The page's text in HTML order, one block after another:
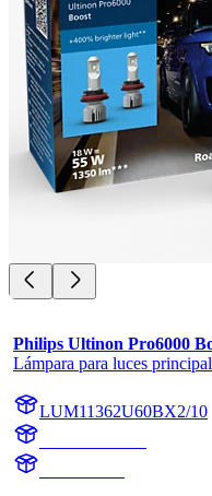
Philips Ultinon Pro6000
Lámpara para luces
LUM11362U60BX2/10